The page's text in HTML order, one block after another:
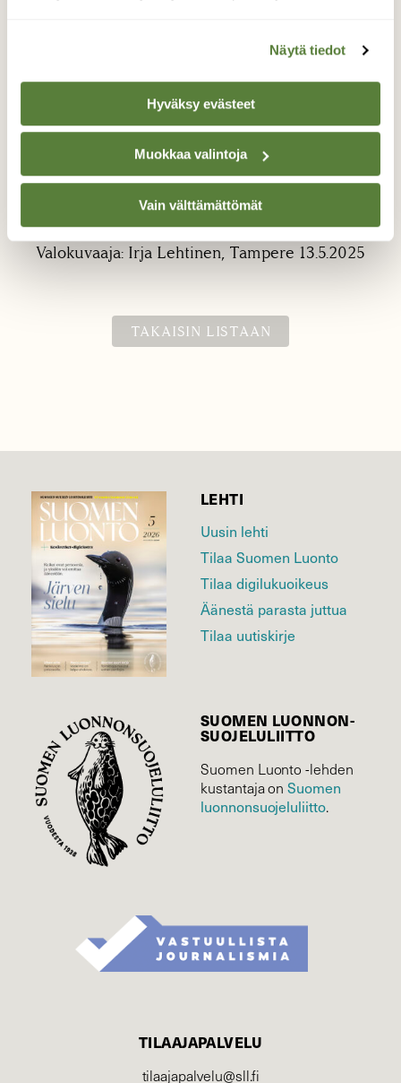
Näytä tiedot
Hyväksy evästeet
Muokkaa valintoja
Vain välttämättömät
Rentukka, kevään kukkia
Lapsuuden kevään kukat, ne poimittiin
vesiojan reunoilta. Silloin tiesi, että on kevät.
Valokuvaaja: Irja Lehtinen, Tampere 13.5.2025
TAKAISIN LISTAAN
LEHTI
Uusin lehti
Tilaa Suomen Luonto
Tilaa digilukuoikeus
Äänestä parasta juttua
Tilaa uutiskirje
SUOMEN LUONNON­
SUOJELU­LIITTO
Suomen Luonto -lehden
kustantaja onSuomen
luonnonsuojelu­liitto.
TILAAJAPALVELU
tilaajapalvelu@sll.fi